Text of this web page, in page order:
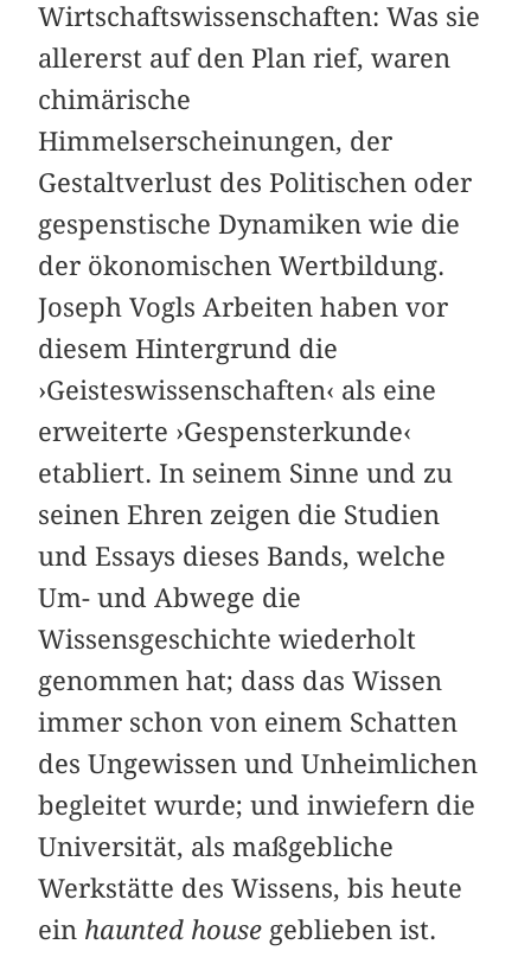
Wirtschaftswissenschaften: Was sie
allererst auf den Plan rief, waren
chimärische
Himmelserscheinungen, der
Gestaltverlust des Politischen oder
gespenstische Dynamiken wie die
der ökonomischen Wertbildung.
Joseph Vogls Arbeiten haben vor
diesem Hintergrund die
›Geisteswissenschaften‹ als eine
erweiterte ›Gespensterkunde‹
etabliert. In seinem Sinne und zu
seinen Ehren zeigen die Studien
und Essays dieses Bands, welche
Um- und Abwege die
Wissensgeschichte wiederholt
genommen hat; dass das Wissen
immer schon von einem Schatten
des Ungewissen und Unheimlichen
begleitet wurde; und inwiefern die
Universität, als maßgebliche
Werkstätte des Wissens, bis heute
ein haunted house geblieben ist.